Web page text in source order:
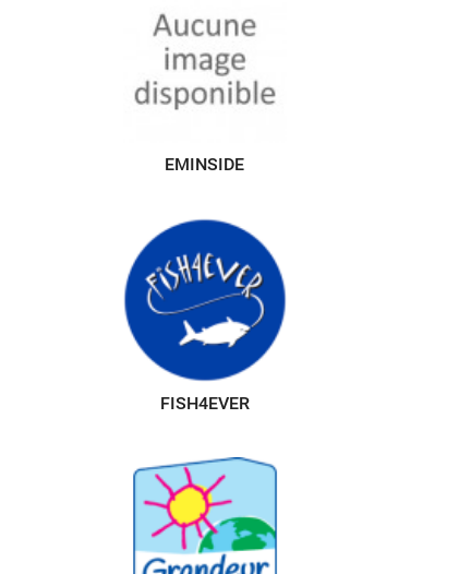
EMINSIDE
FISH4EVER